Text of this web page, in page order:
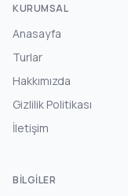
KURUMSAL
Anasayfa
Turlar
Hakkımızda
Gizlilik Politikası
İletişim
BILGILER